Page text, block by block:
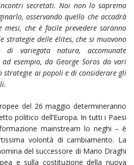
secretati. Noi non lo sapremo
osservando quello che accadrà
mesi, che è facile prevedere saranno
strategie delle élites, che si muovono
variegata natura, accomunate
esempio, da George Soros da vari
strategie ai popoli e di considerare gli
del 26 maggio determineranno
politico dell’Europa. In tutti i Paesi
mainstream lo neghi – è
volontà di cambiamento. La
del successore di Mario Draghi
e sulla costituzione della nuova